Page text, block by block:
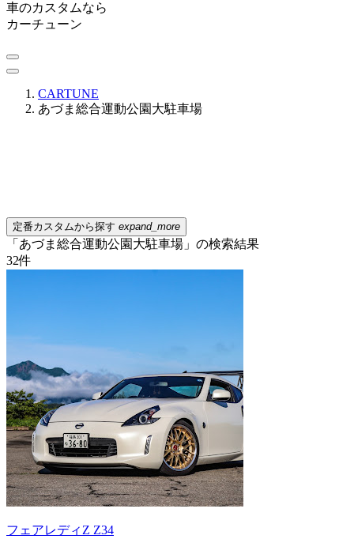
車のカスタムなら
カーチューン
CARTUNE
あづま総合運動公園大駐車場
定番カスタムから探す expand_more
「あづま総合運動公園大駐車場」の検索結果
32件
フェアレディZ Z34